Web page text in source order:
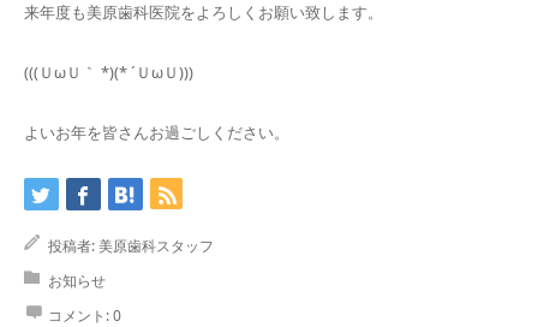
来年度も美原歯科医院をよろしくお願い致します。
(((ＵωＵ｀ *)(* ´ＵωＵ)))
よいお年を皆さんお過ごしください。
投稿者:美原歯科スタッフ
お知らせ
コメント:0